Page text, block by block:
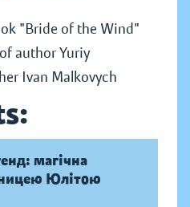
"Bride of the Wind"
author Yuriy
Ivan Malkovych
магічна
Юлітою